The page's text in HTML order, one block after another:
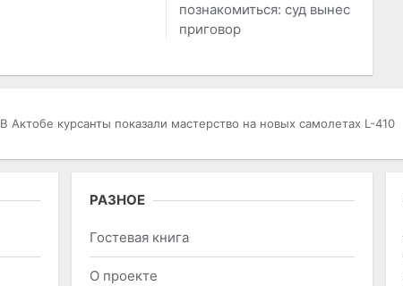
познакомиться: суд вынес
приговор
В Актобе курсанты показали мастерство на новых самолетах L-410
РАЗНОЕ
Гостевая книга
О проекте